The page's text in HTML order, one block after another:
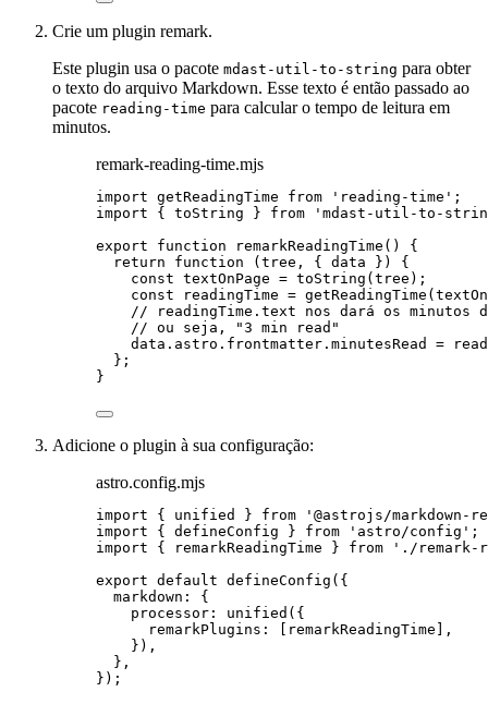
Crie um plugin remark.
Este plugin usa o pacote mdast-util-to-string para obter
o texto do arquivo Markdown. Esse texto é então passado ao
pacote reading-time para calcular o tempo de leitura em
minutos.
remark-reading-time.mjs
import getReadingTime from ' reading-time ' ;
import { toString } from ' mdast-util-to-
export
function remarkReadingTime ()
{
return
function (tree , { data } )
{
const textOnPage = toString (tree );
const
readingTime = getReadingTime (
// readingTime.text nos dará os minutos
// ou seja, "3 min read"
data . astro . frontmatter . minutesRead =
};
}
Adicione o plugin à sua configuração:
astro.config.mjs
import { unified } from ' @astrojs/markdown-
import { defineConfig } from ' astro/config ' ;
import { remarkReadingTime } from ' ./remark-
export default defineConfig ({
markdown: {
processor: unified ({
remarkPlugins: [ remarkReadingTime ],
}),
},
});